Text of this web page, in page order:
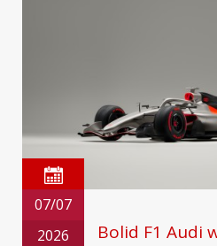
07/07
2026
Bolid F1 Audi